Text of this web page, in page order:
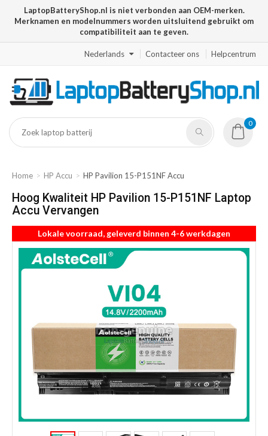
LaptopBatteryShop.nl is niet verbonden aan OEM-merken.
Merknamen en modelnummers worden uitsluitend gebruikt om
compatibiliteit aan te geven.
Nederlands Contacteer ons Helpcentrum
0
Home HP Accu HP Pavilion 15-P151NF Accu
Hoog Kwaliteit HP Pavilion 15-P151NF Laptop
Accu Vervangen
Lokale voorraad, geleverd binnen 4-6 werkdagen